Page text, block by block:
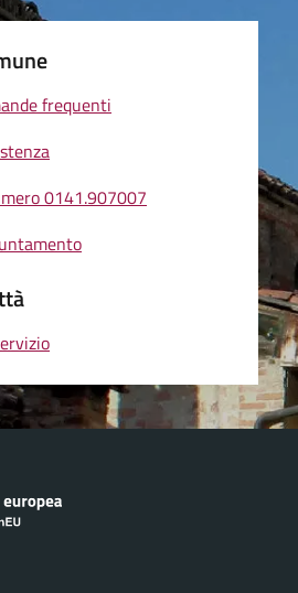
frequenti
0141.907007